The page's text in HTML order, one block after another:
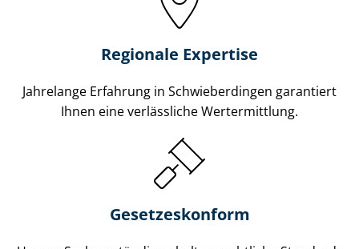
Regionale Expertise
Jahrelange Erfahrung in Schwieberdingen garantiert
Ihnen eine verlässliche Wertermittlung.
Gesetzes­konform